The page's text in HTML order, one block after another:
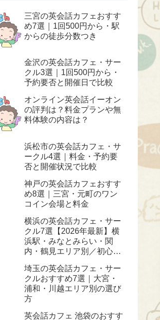
三宮の英会話カフェおすす
め7選｜1回500円から・駅
からの徒歩分数つき
金沢の英会話カフェ・サー
クル3選｜1回500円から・
予約要否と開催日で比較
オンライン英会話イーオン
の評判は？料金プランや無
料体験の内容は？
浜松市の英会話カフェ・サ
ークル4選｜料金・予約要
否と開催状況で比較
神戸の英会話カフェおすす
め8選｜三宮・元町のワン
コイン会場と料金
横浜の英会話カフェ・サー
クル7選【2026年最新】横
浜駅・みなとみらい・関
内・鶴見エリア別／初心
埼玉の英会話カフェ・サー
クルおすすめ7選｜大宮・
浦和・川越エリア別の選び
方
英会話カフェ 池袋のおすす